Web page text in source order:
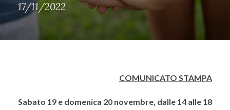
17/11/2022
COMUNICATO STAMPA
Sabato 19 e domenica 20 novembre, dalle 14 alle 18